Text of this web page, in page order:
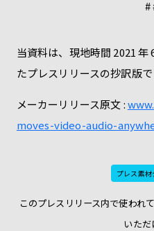
#
当資料は、現地時間 2021
たプレスリリースの抄訳版で
メーカーリリース原文 :
moves-video-audio-
プレス素
このプレスリリース内で使われ
いただ